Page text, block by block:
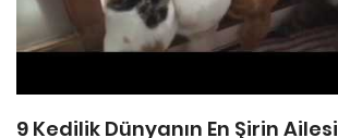
9 Kedilik Dünyanın En Şirin Ailesi